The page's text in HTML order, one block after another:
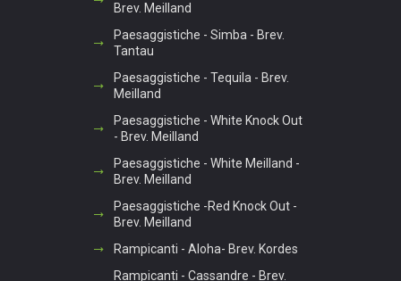
Brev. Meilland
Paesaggistiche - Simba - Brev.
Tantau
Paesaggistiche - Tequila - Brev.
Meilland
Paesaggistiche - White Knock Out
- Brev. Meilland
Paesaggistiche - White Meilland -
Brev. Meilland
Paesaggistiche -Red Knock Out -
Brev. Meilland
Rampicanti - Aloha- Brev. Kordes
Rampicanti - Cassandre - Brev.